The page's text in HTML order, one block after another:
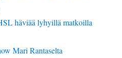
häviää lyhyillä matkoilla
Mari Rantaselta